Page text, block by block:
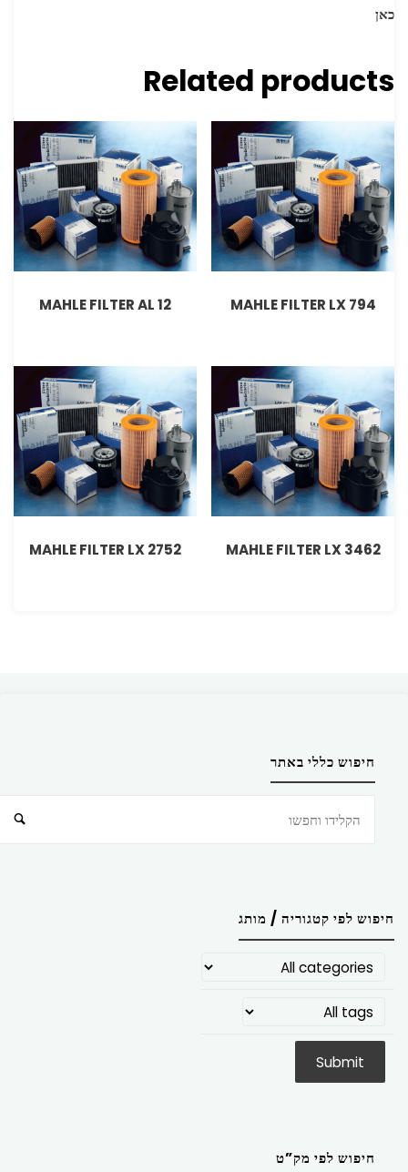
כאן
Related products
MAHLE FILTER LX 794
MAHLE FILTER AL 12
MAHLE FILTER LX 3462
MAHLE FILTER LX 2752
חיפוש כללי באתר
חיפוש לפי קטגוריה / מותג
חיפוש לפי מק”ט